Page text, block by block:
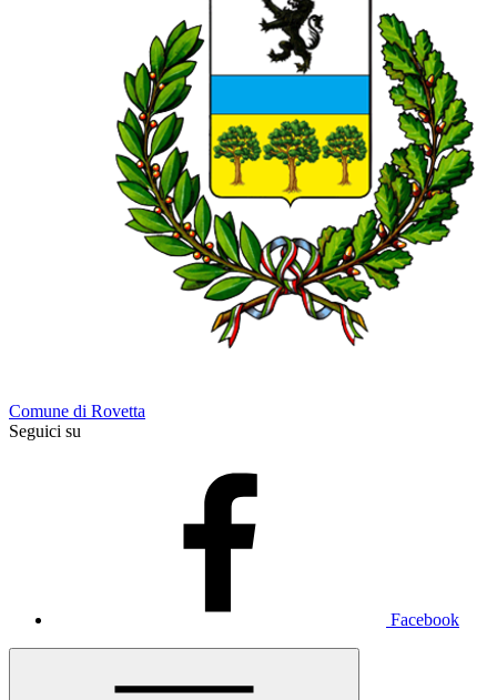
Comune di Rovetta
Seguici su
Facebook